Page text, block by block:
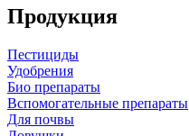
Продукция
Пестициды
Удобрения
Био препараты
Вспомогательные препараты
Для почвы